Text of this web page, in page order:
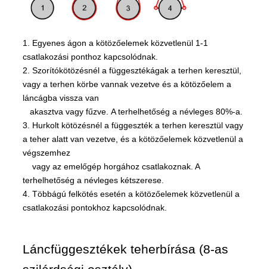
1. Egyenes ágon a kötözőelemek közvetlenül 1-1
csatlakozási ponthoz kapcsolódnak.
2. Szorítókötözésnél a függesztékágak a terhen keresztül,
vagy a terhen körbe vannak vezetve és a kötözőelem a
láncágba vissza van
akasztva vagy fűzve. A terhelhetőség a névleges 80%-a.
3. Hurkolt kötözésnél a függeszték a terhen keresztül vagy
a teher alatt van vezetve, és a kötözőelemek közvetlenül a
végszemhez
vagy az emelőgép horgához csatlakoznak. A
terhelhetőség a névleges kétszerese.
4. Többágú felkötés esetén a kötözőelemek közvetlenül a
csatlakozási pontokhoz kapcsolódnak.
Láncfüggesztékek teherbírása (8-as